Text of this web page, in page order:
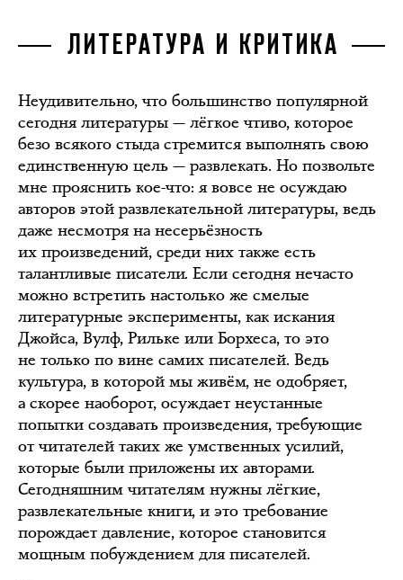
ЛИТЕРАТУРА И КРИТИКА
Неудивительно, что большинство популярной
сегодня литературы — лёгкое чтиво, которое
безо всякого стыда стремится выполнять свою
единственную цель — развлекать. Но позвольте
мне прояснить кое-что: я вовсе не осуждаю
авторов этой развлекательной литературы, ведь
даже несмотря на несерьёзность
их произведений, среди них также есть
талантливые писатели. Если сегодня нечасто
можно встретить настолько же смелые
литературные эксперименты, как искания
Джойса, Вулф, Рильке или Борхеса, то это
не только по вине самих писателей. Ведь
культура, в которой мы живём, не одобряет,
а скорее наоборот, осуждает неустанные
попытки создавать произведения, требующие
от читателей таких же умственных усилий,
которые были приложены их авторами.
Сегодняшним читателям нужны лёгкие,
развлекательные книги, и это требование
порождает давление, которое становится
мощным побуждением для писателей.